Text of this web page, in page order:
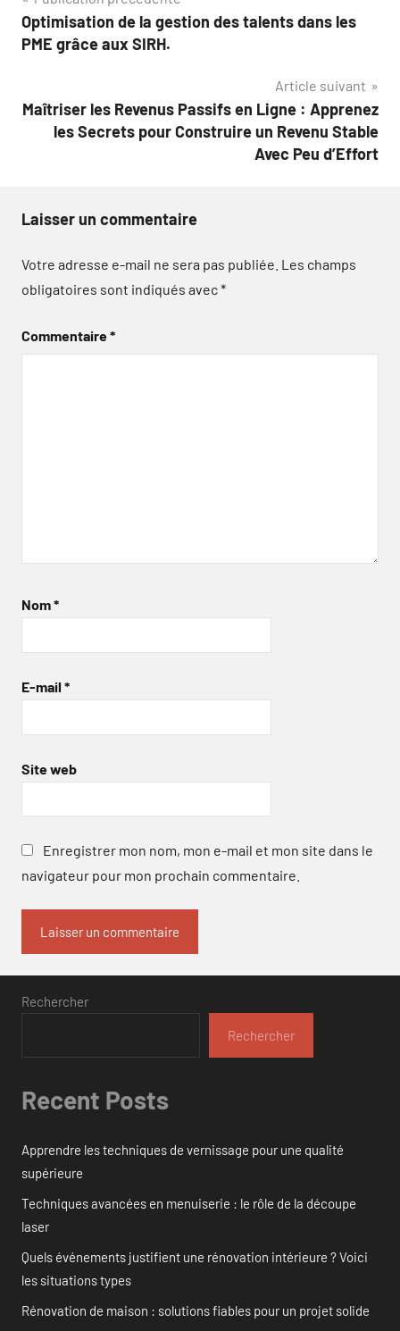
de
Optimisation de la gestion des talents dans les
PME grâce aux SIRH.
Article suivant
Maîtriser les Revenus Passifs en Ligne : Apprenez
les Secrets pour Construire un Revenu Stable
Avec Peu d’Effort
Laisser un commentaire
Votre adresse e-mail ne sera pas publiée. Les champs
obligatoires sont indiqués avec*
Commentaire*
Nom*
E-mail *
Site web
Enregistrer mon nom, mon e-mail et mon site dans le
navigateur pour mon prochain commentaire.
Rechercher
Rechercher
Recent Posts
Apprendre les techniques de vernissage pour une qualité
supérieure
Techniques avancées en menuiserie : le rôle de la découpe
laser
Quels événements justifient une rénovation intérieure ? Voici
les situations types
Rénovation de maison : solutions fiables pour un projet solide